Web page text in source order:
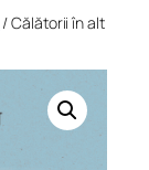
/ Călătorii în alt